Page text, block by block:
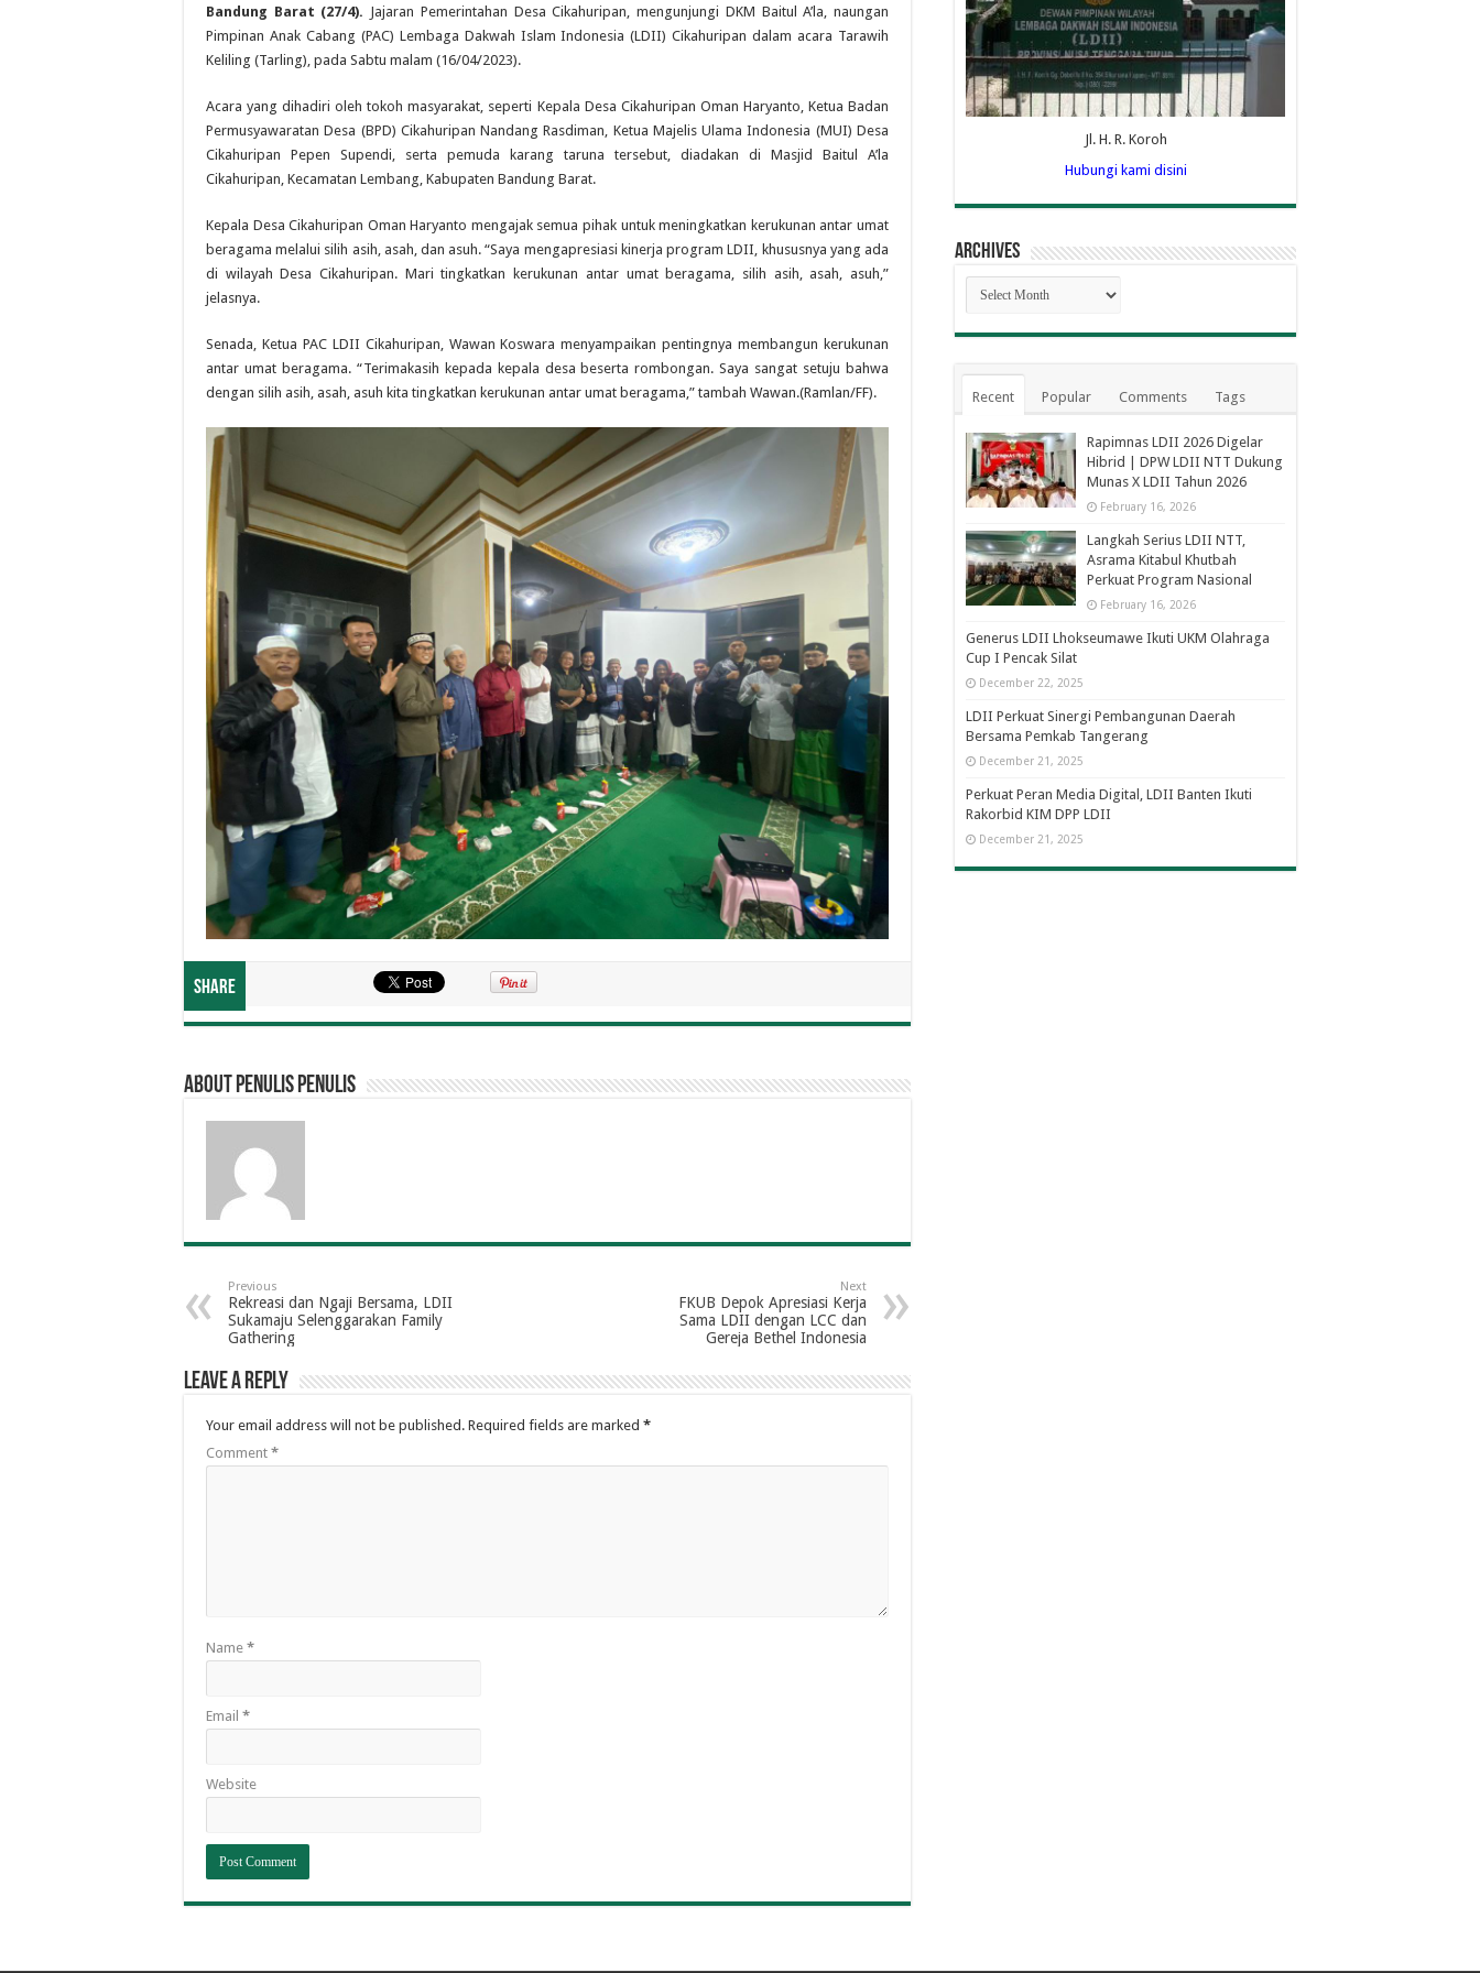
Bandung Barat (27/4). Jajaran Pemerintahan Desa Cikahuripan, mengunjungi DKM Baitul A’la, naungan
Pimpinan Anak Cabang (PAC) Lembaga Dakwah Islam Indonesia (LDII) Cikahuripan dalam acara Tarawih
Keliling (Tarling), pada Sabtu malam (16/04/2023).
Acara yang dihadiri oleh tokoh masyarakat, seperti Kepala Desa Cikahuripan Oman Haryanto, Ketua Badan
Permusyawaratan Desa (BPD) Cikahuripan Nandang Rasdiman, Ketua Majelis Ulama Indonesia (MUI) Desa
Cikahuripan Pepen Supendi, serta pemuda karang taruna tersebut, diadakan di Masjid Baitul A’la
Cikahuripan, Kecamatan Lembang, Kabupaten Bandung Barat.
Kepala Desa Cikahuripan Oman Haryanto mengajak semua pihak untuk meningkatkan kerukunan antar umat
beragama melalui silih asih, asah, dan asuh. “Saya mengapresiasi kinerja program LDII, khususnya yang ada
di wilayah Desa Cikahuripan. Mari tingkatkan kerukunan antar umat beragama, silih asih, asah, asuh,”
jelasnya.
Senada, Ketua PAC LDII Cikahuripan, Wawan Koswara menyampaikan pentingnya membangun kerukunan
antar umat beragama. “Terimakasih kepada kepala desa beserta rombongan. Saya sangat setuju bahwa
dengan silih asih, asah, asuh kita tingkatkan kerukunan antar umat beragama,” tambah Wawan.(Ramlan/FF).
Share
About penulis penulis
Previous
Rekreasi dan Ngaji Bersama, LDII
Sukamaju Selenggarakan Family
Gathering
Next
FKUB Depok Apresiasi Kerja
Sama LDII dengan LCC dan
Gereja Bethel Indonesia
Leave a Reply
Your email address will not be published. Required fields are marked *
Comment *
Name *
Email *
Website
Jl. H. R. Koroh
Hubungi kami disini
Archives
Archives
Recent Popular Comments Tags
Rapimnas LDII 2026 Digelar
Hibrid | DPW LDII NTT Dukung
Munas X LDII Tahun 2026
February 16, 2026
Langkah Serius LDII NTT,
Asrama Kitabul Khutbah
Perkuat Program Nasional
February 16, 2026
Generus LDII Lhokseumawe Ikuti UKM Olahraga
Cup I Pencak Silat
December 22, 2025
LDII Perkuat Sinergi Pembangunan Daerah
Bersama Pemkab Tangerang
December 21, 2025
Perkuat Peran Media Digital, LDII Banten Ikuti
Rakorbid KIM DPP LDII
December 21, 2025